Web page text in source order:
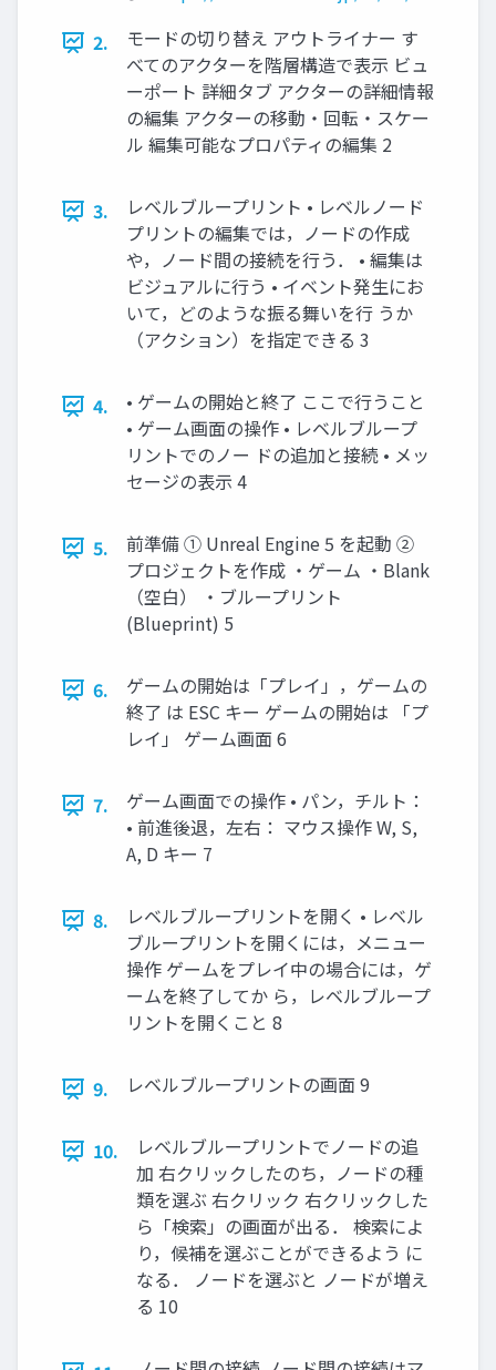
2.
モードの切り替え アウトライナー す
べてのアクターを階層構造で表示 ビュ
ーポート 詳細タブ アクターの詳細情報
の編集 アクターの移動・回転・スケー
ル 編集可能なプロパティの編集 2
3.
レベルブループリント • レベルノード
プリントの編集では，ノードの作成
や，ノード間の接続を行う． • 編集は
ビジュアルに行う • イベント発生にお
いて，どのような振る舞いを行 うか
（アクション）を指定できる 3
4.
• ゲームの開始と終了 ここで行うこと
• ゲーム画面の操作 • レベルブループ
リントでのノー ドの追加と接続 • メッ
セージの表示 4
5.
前準備 ① Unreal Engine 5 を起動 ②
プロジェクトを作成 ・ゲーム ・Blank
（空白） ・ブループリント
(Blueprint) 5
6.
ゲームの開始は「プレイ」，ゲームの
終了 は ESC キー ゲームの開始は 「プ
レイ」 ゲーム画面 6
7.
ゲーム画面での操作 • パン，チルト：
• 前進後退，左右： マウス操作 W, S,
A, D キー 7
8.
レベルブループリントを開く • レベル
ブループリントを開くには，メニュー
操作 ゲームをプレイ中の場合には，ゲ
ームを終了してか ら，レベルブループ
リントを開くこと 8
9. レベルブループリントの画面 9
10.
レベルブループリントでノードの追
加 右クリックしたのち，ノードの種
類を選ぶ 右クリック 右クリックした
ら「検索」の画面が出る． 検索によ
り，候補を選ぶことができるよう に
なる． ノードを選ぶと ノードが増え
る 10